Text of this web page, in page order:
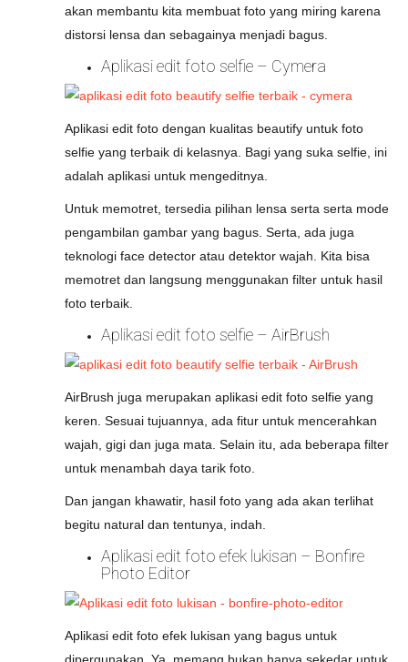
akan membantu kita membuat foto yang miring karena
distorsi lensa dan sebagainya menjadi bagus.
Aplikasi edit foto selfie – Cymera
Aplikasi edit foto dengan kualitas beautify untuk foto
selfie yang terbaik di kelasnya. Bagi yang suka selfie, ini
adalah aplikasi untuk mengeditnya.
Untuk memotret, tersedia pilihan lensa serta serta mode
pengambilan gambar yang bagus. Serta, ada juga
teknologi face detector atau detektor wajah. Kita bisa
memotret dan langsung menggunakan filter untuk hasil
foto terbaik.
Aplikasi edit foto selfie – AirBrush
AirBrush juga merupakan aplikasi edit foto selfie yang
keren. Sesuai tujuannya, ada fitur untuk mencerahkan
wajah, gigi dan juga mata. Selain itu, ada beberapa filter
untuk menambah daya tarik foto.
Dan jangan khawatir, hasil foto yang ada akan terlihat
begitu natural dan tentunya, indah.
Aplikasi edit foto efek lukisan – Bonfire
Photo Editor
Aplikasi edit foto efek lukisan yang bagus untuk